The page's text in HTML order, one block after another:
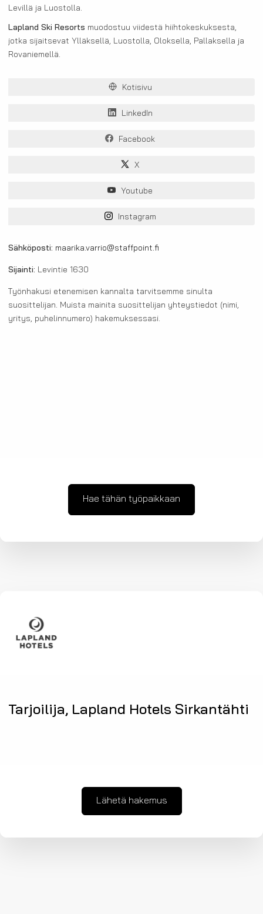
Levillä ja Luostolla.
Lapland Ski Resorts muodostuu viidestä hiihtokeskuksesta,
jotka sijaitsevat Ylläksellä, Luostolla, Oloksella, Pallaksella ja
Rovaniemellä.
Kotisivu
LinkedIn
Facebook
X
Youtube
Instagram
Sähköposti: maarika.varrio@staffpoint.fi
Sijainti: Levintie 1630
Työnhakusi etenemisen kannalta tarvitsemme sinulta
suosittelijan. Muista mainita suosittelijan yhteystiedot (nimi,
yritys, puhelinnumero) hakemuksessasi.
Hae tähän työpaikkaan
Tarjoilija, Lapland Hotels Sirkantähti